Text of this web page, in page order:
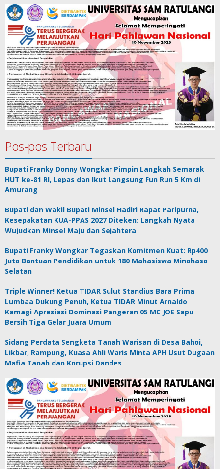
Pos-pos Terbaru
Bupati Franky Donny Wongkar Pimpin Langkah Semarak
HUT ke-81 RI, Lepas dan Ikut Langsung Fun Run 5 Km di
Amurang
Bupati dan Wakil Bupati Minsel Hadiri Rapat Paripurna,
Kesepakatan KUA-PPAS 2027 Diteken: Langkah Nyata
Wujudkan Minsel Maju dan Sejahtera
Bupati Franky Wongkar Tegaskan Komitmen Kuat: Rp400
Juta Bantuan Pendidikan untuk 180 Mahasiswa Minahasa
Selatan
Triple Winner! Ketua TIDAR Sulut Standius Bara Prima
Lumbaa Dukung Penuh, Ketua TIDAR Minut Arnaldo
Kamagi Apresiasi Dominasi Pangeran 05 MC JOE Sapu
Bersih Tiga Gelar Juara Umum
Sidang Perdata Sengketa Tanah Warisan di Desa Bahoi,
Likbar, Rampung, Kuasa Ahli Waris Minta APH Usut Dugaan
Mafia Tanah dan Korupsi Dandes